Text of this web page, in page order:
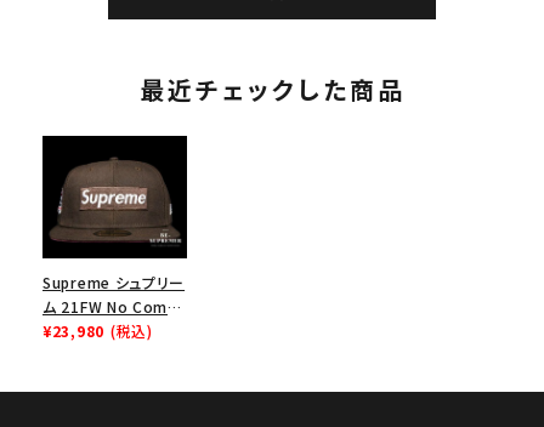
最近チェックした商品
Supreme シュプリー
ム 21FW No Comp
Box Logo New Era
¥23,980 (税込)